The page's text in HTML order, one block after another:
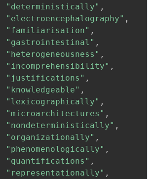
"deterministically" ,
"electroencephalography" ,
"familiarisation" ,
"gastrointestinal" ,
"heterogeneousness" ,
"incomprehensibility" ,
"justifications" ,
"knowledgeable" ,
"lexicographically" ,
"microarchitectures" ,
"nondeterministically" ,
"organizationally" ,
"phenomenologically" ,
"quantifications" ,
"representationally" ,